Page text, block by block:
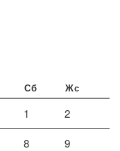
Сб Жс
1 2
8 9